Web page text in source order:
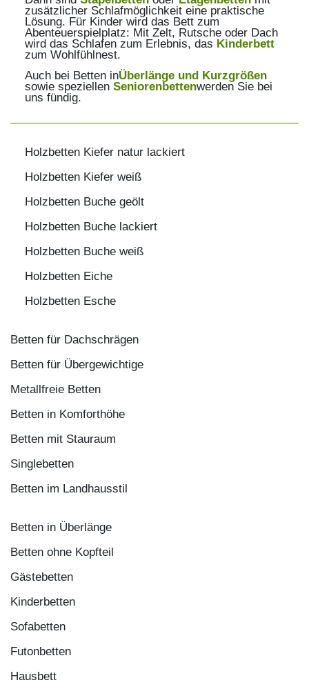
zusätzlicher Schlafmöglichkeit eine praktische
Lösung. Für Kinder wird das Bett zum
Abenteuerspielplatz: Mit Zelt, Rutsche oder Dach
wird das Schlafen zum Erlebnis, das Kinderbett
zum Wohlfühlnest.
Auch bei Betten inÜberlänge und Kurzgrößen
sowie speziellen Seniorenbettenwerden Sie bei
uns fündig.
Holzbetten Kiefer natur lackiert
Holzbetten Kiefer weiß
Holzbetten Buche geölt
Holzbetten Buche lackiert
Holzbetten Buche weiß
Holzbetten Eiche
Holzbetten Esche
Betten für Dachschrägen
Betten für Übergewichtige
Metallfreie Betten
Betten in Komforthöhe
Betten mit Stauraum
Singlebetten
Betten im Landhausstil
Betten in Überlänge
Betten ohne Kopfteil
Gästebetten
Kinderbetten
Sofabetten
Futonbetten
Hausbett